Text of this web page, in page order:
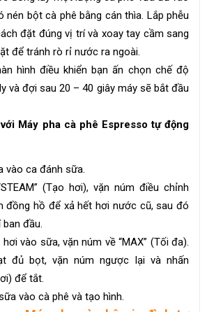
nén bột cà phê bằng cán thìa. Lắp phễu
đặt đúng vị trí và xoay tay cầm sang
để tránh rò rỉ nước ra ngoài.
hình điều khiển bạn ấn chọn chế độ
và đợi sau 20 – 40 giây máy sẽ bắt đầu
Máy pha cà phê Espresso tự động
vào ca đánh sữa.
(Tạo hơi), vặn núm điều chỉnh
đồng hồ để xả hết hơi nước cũ, sau đó
đầu.
vào sữa, vặn núm về “MAX” (Tối đa).
đủ bọt, vặn núm ngược lại và nhấn
để tắt.
vào cà phê và tạo hình.